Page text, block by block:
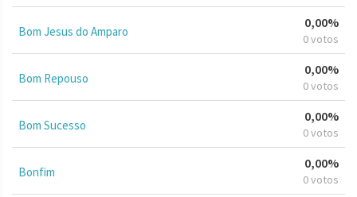
Bom Jesus do Amparo
0,00%
0 votos
Bom Repouso
0,00%
0 votos
Bom Sucesso
0,00%
0 votos
Bonfim
0,00%
0 votos